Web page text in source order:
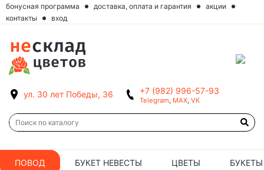
бонусная программа доставка, оплата и гарантия
акции
контакты
вход
ул. 30 лет Победы, 36 +7 (982) 996-57-93
Telegram, MAX, VK
ПОВОД БУКЕТ НЕВЕСТЫ ЦВЕТЫ БУКЕТЫ